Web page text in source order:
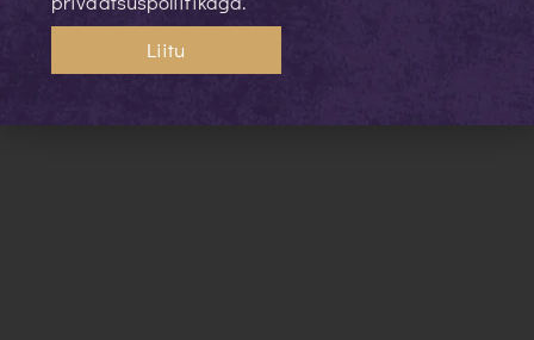
Liitu